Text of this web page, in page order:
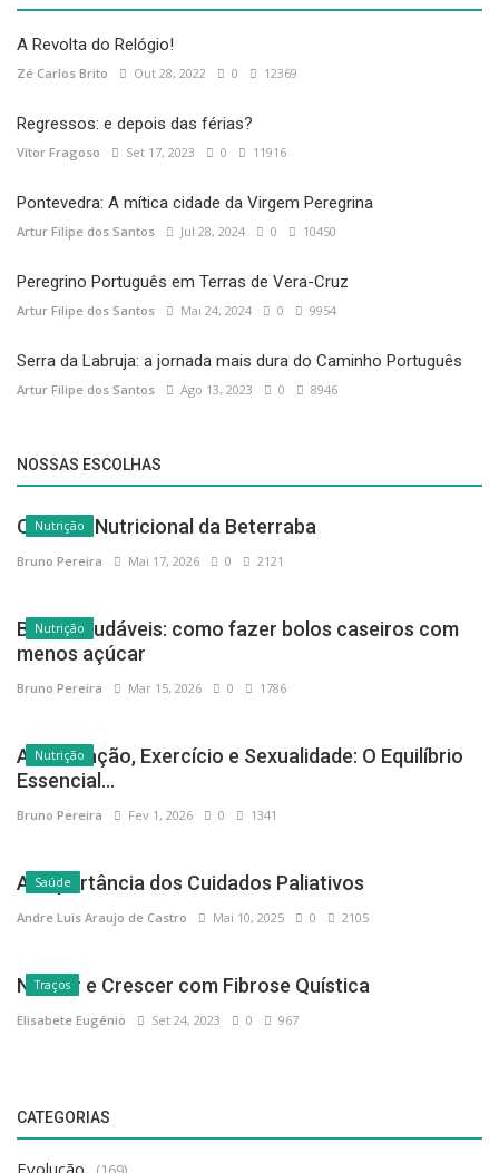
A Revolta do Relógio!
Zé Carlos Brito Out 28, 2022 0 12369
Regressos: e depois das férias?
Vítor Fragoso Set 17, 2023 0 11916
Pontevedra: A mítica cidade da Virgem Peregrina
Artur Filipe dos Santos Jul 28, 2024 0 10450
Peregrino Português em Terras de Vera-Cruz
Artur Filipe dos Santos Mai 24, 2024 0 9954
Serra da Labruja: a jornada mais dura do Caminho Português
Artur Filipe dos Santos Ago 13, 2023 0 8946
NOSSAS ESCOLHAS
Nutrição
O Poder Nutricional da Beterraba
Bruno Pereira Mai 17, 2026 0 2121
Nutrição
Bolos saudáveis: como fazer bolos caseiros com
menos açúcar
Bruno Pereira Mar 15, 2026 0 1786
Nutrição
Alimentação, Exercício e Sexualidade: O Equilíbrio
Essencial...
Bruno Pereira Fev 1, 2026 0 1341
Saúde
A Importância dos Cuidados Paliativos
Andre Luis Araujo de Castro Mai 10, 2025 0 2105
Traços
Nascer e Crescer com Fibrose Quística
Elisabete Eugénio Set 24, 2023 0 967
CATEGORIAS